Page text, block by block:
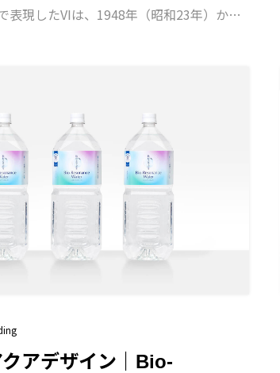
表現したVIは、1948年（昭和23年）から
アデザイン｜Bio-